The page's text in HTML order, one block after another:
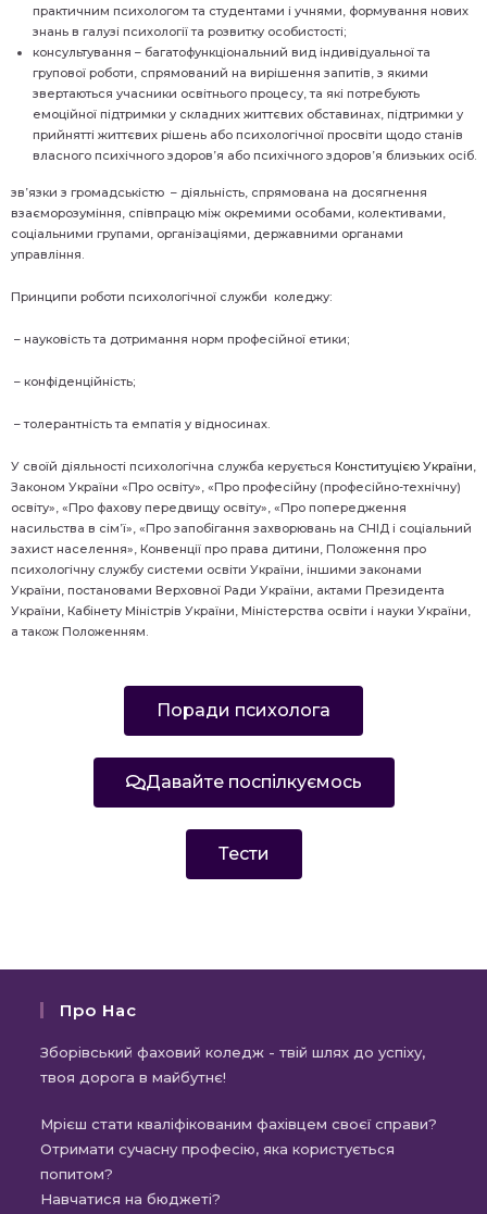
практичним психологом та студентами і учнями, формування нових
знань в галузі психології та розвитку особистості;
консультування – багатофункціональний вид індивідуальної та
групової роботи, спрямований на вирішення запитів, з якими
звертаються учасники освітнього процесу, та які потребують
емоційної підтримки у складних життєвих обставинах, підтримки у
прийнятті життєвих рішень або психологічної просвіти щодо станів
власного психічного здоров’я або психічного здоров’я близьких осіб.
зв’язки з громадськістю – діяльність, спрямована на досягнення
взаєморозуміння, співпрацю між окремими особами, колективами,
соціальними групами, організаціями, державними органами
управління.
Принципи роботи психологічної служби коледжу:
– науковість та дотримання норм професійної етики;
– конфіденційність;
– толерантність та емпатія у відносинах.
У своїй діяльності психологічна служба керується Конституцією України,
Законом України «Про освіту», «Про професійну (професійно-технічну)
освіту», «Про фахову передвищу освіту», «Про попередження
насильства в сім’ї», «Про запобігання захворювань на СНІД і соціальний
захист населення», Конвенції про права дитини, Положення про
психологічну службу системи освіти України, іншими законами
України, постановами Верховної Ради України, актами Президента
України, Кабінету Міністрів України, Міністерства освіти і науки України,
а також Положенням.
Поради психолога
Давайте поспілкуємось
Тести
Про Нас
Зборівський фаховий коледж - твій шлях до успіху,
твоя дорога в майбутнє!
Мрієш стати кваліфікованим фахівцем своєї справи?
Отримати сучасну професію, яка користується
попитом?
Навчатися на бюджеті?